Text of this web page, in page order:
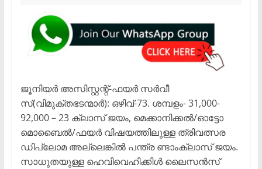
ജൂനിയർ അസിസ്റ്റന്റ്-ഫയർ സർവീ
സ്(വിമുക്തഭടന്മാർ): ഒഴിവ്-73. ശമ്പളം- 31,000-
92,000 – 23 ക്ലാസ് ജയം, മെക്കാനിക്കൽ/ഓട്ടോ
മൊബൈൽ/ഫയർ വിഷയത്തിലുള്ള ത്രിവത്സര
ഡിപ്ലോമ അല്ലെങ്കിൽ പന്ത്ര ണ്ടാംക്ലാസ് ജയം.
സാധുതയുള്ള ഹെവിവെഹിക്കിൾ ലൈസൻസ്